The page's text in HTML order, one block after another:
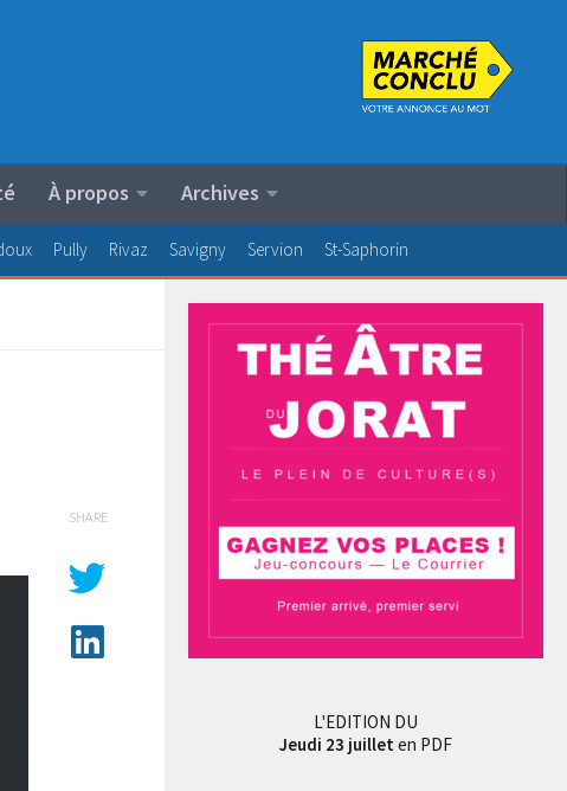
À propos Archives
Pully Rivaz Savigny Servion St-Saphorin
SHARE
L'EDITION DU
Jeudi 23 juillet en PDF